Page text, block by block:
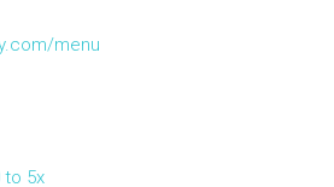
menu
to 5x